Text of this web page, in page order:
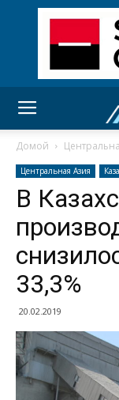
Домой
Центральная Азия
В
33,3%
20.02.2019